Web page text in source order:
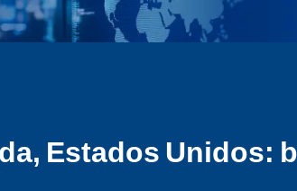
Estados Unidos: